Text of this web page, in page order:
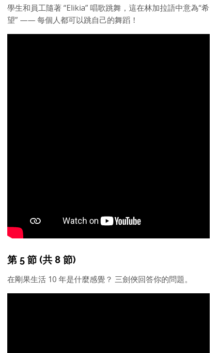
學生和員工隨著 “Elikia” 唱歌跳舞，這在林加拉語中意為“希
望” —— 每個人都可以跳自己的舞蹈！
第 5 節 (共 8 節)
在剛果生活 10 年是什麼感覺？ 三劍俠回答你的問題。